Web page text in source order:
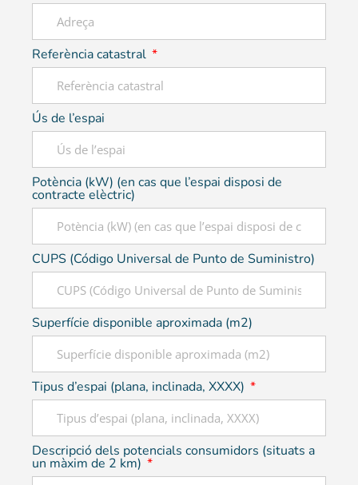
Referència catastral
Ús de l’espai
Potència (kW) (en cas que l’espai disposi de
contracte elèctric)
CUPS (Código Universal de Punto de Suministro)
Superfície disponible aproximada (m2)
Tipus d’espai (plana, inclinada, XXXX)
Descripció dels potencials consumidors (situats a
un màxim de 2 km)